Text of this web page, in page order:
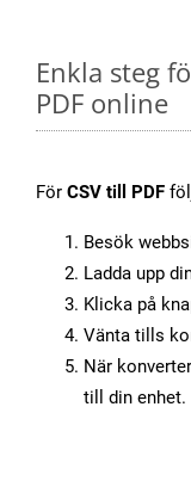
Enkla steg
PDF online
För CSV till PDF
Besök
Ladda upp
Klicka på
Vänta tills
När
till din enhet.